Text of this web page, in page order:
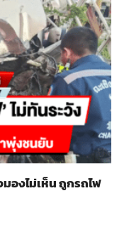
องไม่เห็น ถูกรถไฟ